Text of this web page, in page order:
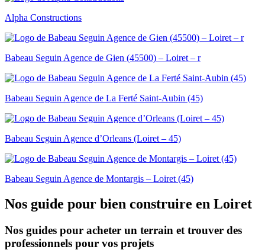
Alpha Constructions
Babeau Seguin Agence de Gien (45500) – Loiret – r
Babeau Seguin Agence de La Ferté Saint-Aubin (45)
Babeau Seguin Agence d’Orleans (Loiret – 45)
Babeau Seguin Agence de Montargis – Loiret (45)
Nos guide pour bien construire en Loiret
Nos guides pour acheter un terrain et trouver des
professionnels pour vos projets